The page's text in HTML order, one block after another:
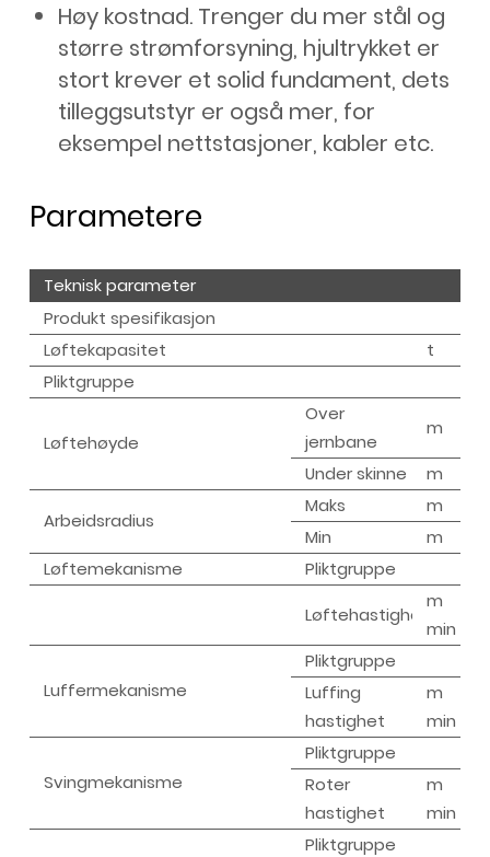
Høy kostnad. Trenger du mer stål og
større strømforsyning, hjultrykket er
stort krever et solid fundament, dets
tilleggsutstyr er også mer, for
eksempel nettstasjoner, kabler etc.
Parametere
Teknisk parameter
Produkt spesifikasjon
Løftekapasitet
t
Pliktgruppe
Løftehøyde
Over
jernbane
m
Under skinne
m
Arbeidsradius
Maks
m
Min
m
Løftemekanisme
Pliktgruppe
Løftehastighet
m /
min
Luffermekanisme
Pliktgruppe
Luffing
hastighet
m /
min
Svingmekanisme
Pliktgruppe
Roter
hastighet
m /
min
Pliktgruppe